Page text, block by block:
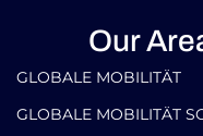
Our
GLOBALE MOBILITÄT
GLOBALE MOBILITÄT